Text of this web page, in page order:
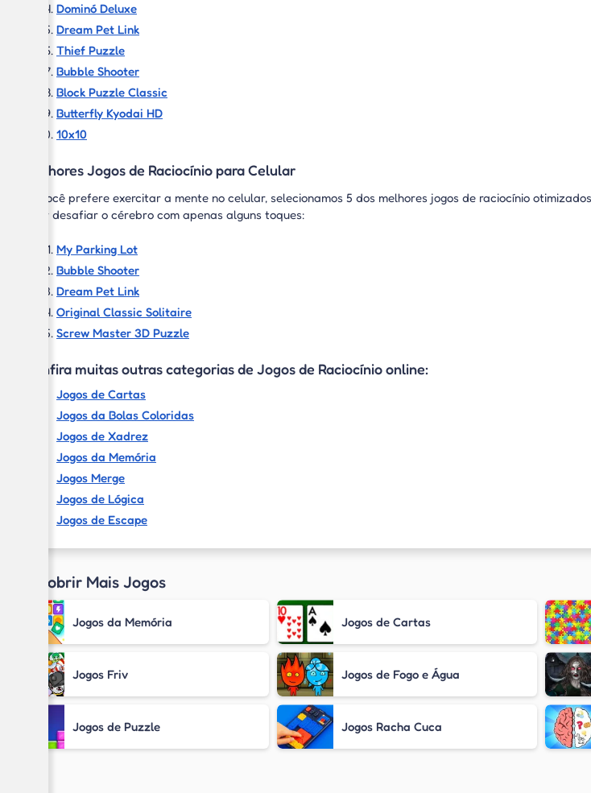
Dominó Deluxe
Dream Pet Link
Thief Puzzle
Bubble Shooter
Block Puzzle Classic
Butterfly Kyodai HD
10x10
Melhores Jogos de Raciocínio para Celular
Se você prefere exercitar a mente no celular, selecionamos 5 dos melhores jogos de raciocínio
quer desafiar o cérebro com apenas alguns toques:
My Parking Lot
Bubble Shooter
Dream Pet Link
Original Classic Solitaire
Screw Master 3D Puzzle
Confira muitas outras categorias de Jogos de Raciocínio online:
Jogos de Cartas
Jogos da Bolas Coloridas
Jogos de Xadrez
Jogos da Memória
Jogos Merge
Jogos de Lógica
Jogos de Escape
Descobrir Mais Jogos
Jogos da Memória Jogos de Cartas
Jogos Friv Jogos de Fogo e Água
Jogos de Puzzle Jogos Racha Cuca